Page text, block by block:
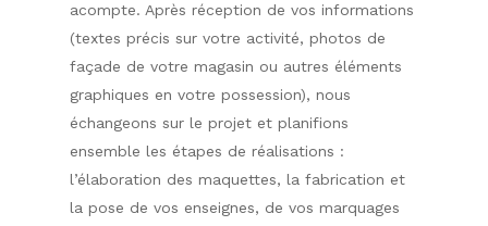
acompte. Après réception de vos informations
(textes précis sur votre activité, photos de
façade de votre magasin ou autres éléments
graphiques en votre possession), nous
échangeons sur le projet et planifions
ensemble les étapes de réalisations :
l’élaboration des maquettes, la fabrication et
la pose de vos enseignes, de vos marquages